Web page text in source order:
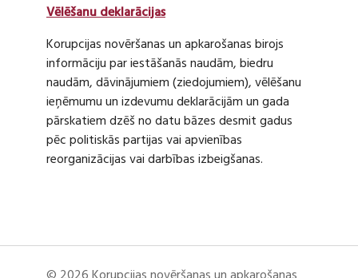
Vēlēšanu deklarācijas
Korupcijas novēršanas un apkarošanas birojs
informāciju par iestāšanās naudām, biedru
naudām, dāvinājumiem (ziedojumiem), vēlēšanu
ieņēmumu un izdevumu deklarācijām un gada
pārskatiem dzēš no datu bāzes desmit gadus
pēc politiskās partijas vai apvienības
reorganizācijas vai darbības izbeigšanas.